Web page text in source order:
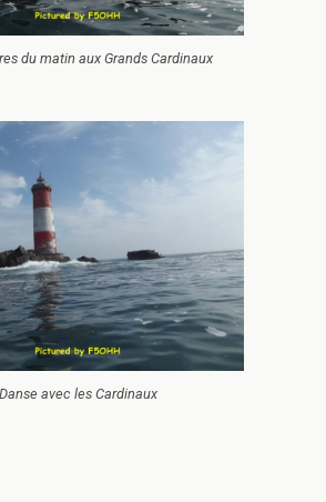
du matin aux Grands Cardinaux
Danse avec les Cardinaux